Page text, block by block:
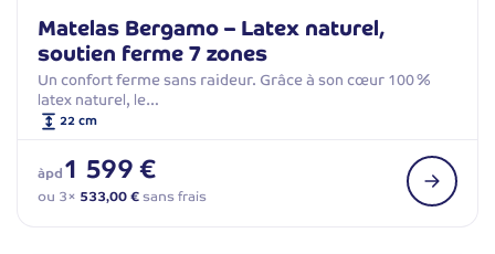
Matelas Bergamo – Latex naturel,
soutien ferme 7 zones
Un confort ferme sans raideur. Grâce à son cœur 100 %
latex naturel, le…
22 cm
àpd1 599 €
ou 3× 533,00 €sans frais